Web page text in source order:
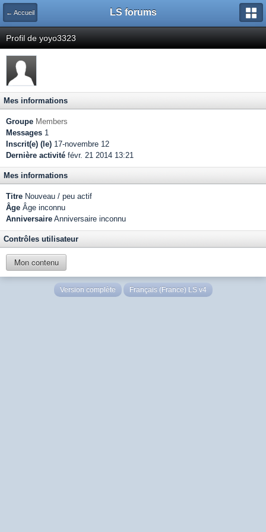
← Accueil LS forums
Profil de yoyo3323
Mes informations
Groupe Members
Messages 1
Inscrit(e) (le) 17-novembre 12
Dernière activité févr. 21 2014 13:21
Mes informations
Titre Nouveau / peu actif
Âge Âge inconnu
Anniversaire Anniversaire inconnu
Contrôles utilisateur
Mon contenu
Version complète Français (France) LS v4